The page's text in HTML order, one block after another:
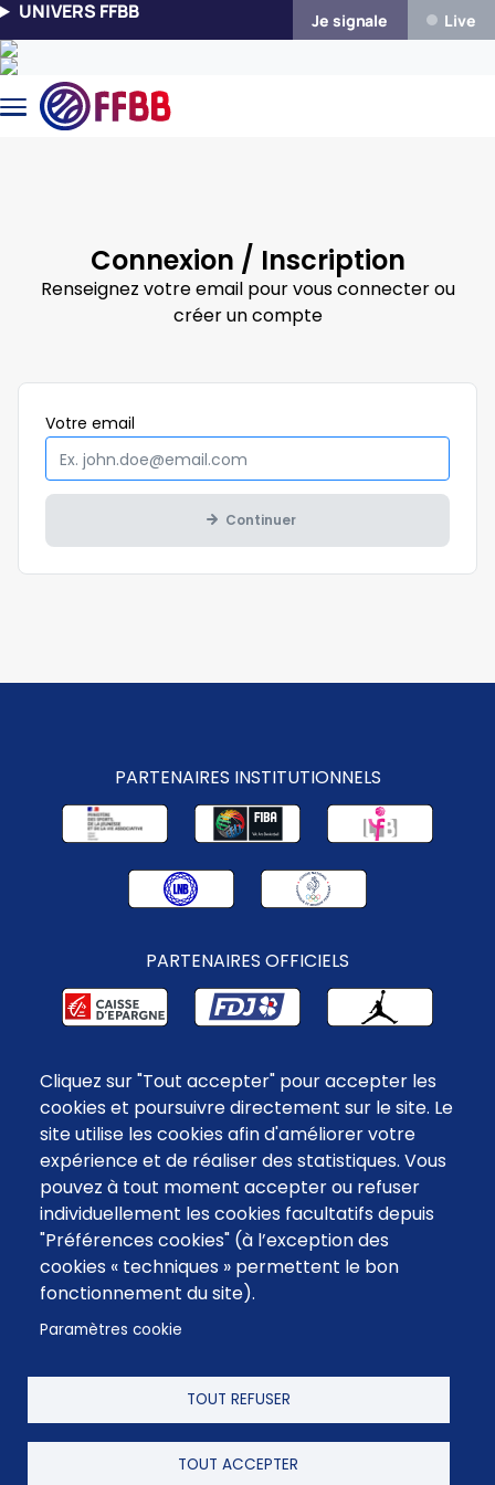
Aller au contenu principal
UNIVERS FFBB Je signale Live
Connexion / Inscription
Renseignez votre email pour vous connecter ou
créer un compte
Votre email
Continuer
Cliquez sur "Tout accepter" pour accepter les
cookies et poursuivre directement sur le site. Le
site utilise les cookies afin d'améliorer votre
expérience et de réaliser des statistiques. Vous
pouvez à tout moment accepter ou refuser
individuellement les cookies facultatifs depuis
"Préférences cookies" (à l’exception des
cookies « techniques » permettent le bon
fonctionnement du site).
Paramètres cookie
TOUT REFUSER
TOUT ACCEPTER
PARTENAIRES INSTITUTIONNELS
PARTENAIRES OFFICIELS
FOURNISSEURS OFFICIELS
Mentions légales